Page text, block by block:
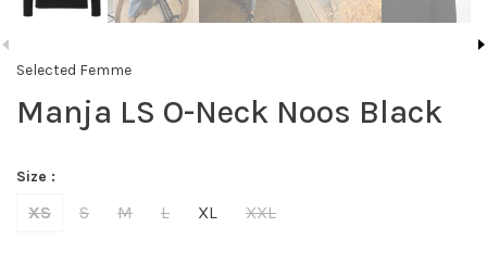
Selected Femme
Manja LS O-Neck Noos Black
Size :
XS S M L XL XXL